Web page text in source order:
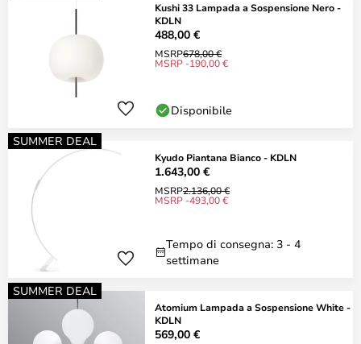
Kushi 33 Lampada a Sospensione Nero -
KDLN
488,00 €
MSRP678,00 €
MSRP -190,00 €
Disponibile
SUMMER DEAL
Kyudo Piantana Bianco - KDLN
1.643,00 €
MSRP2.136,00 €
MSRP -493,00 €
Tempo di consegna: 3 - 4
settimane
SUMMER DEAL
Atomium Lampada a Sospensione White -
KDLN
569,00 €